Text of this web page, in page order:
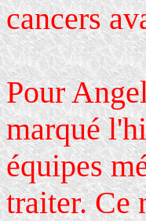
cancers
Pour
marqué
équipes
traiter. Ce